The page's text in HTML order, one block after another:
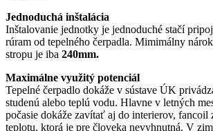
Jednoduchá inštalácia
Inštalovanie jednotky je jednoduché stačí
rúram od tepelného čerpadla. Mimimálny
stropu je iba 240mm.
Maximálne využitý potenciál
Tepelné čerpadlo dokáže v sústave ÚK
studenú alebo teplú vodu. Hlavne v letných
počasie dokáže zavítať aj do interierov, fancoil
teplotu, ktorá je pre človeka nevyhnutná. V